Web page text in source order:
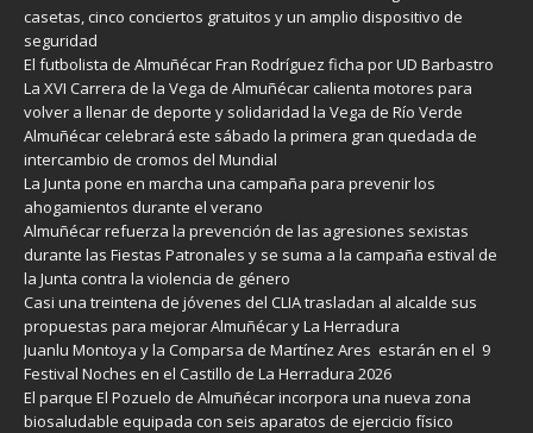
casetas, cinco conciertos gratuitos y un amplio dispositivo de
seguridad
El futbolista de Almuñécar Fran Rodríguez ficha por UD Barbastro
La XVI Carrera de la Vega de Almuñécar calienta motores para
volver a llenar de deporte y solidaridad la Vega de Río Verde
Almuñécar celebrará este sábado la primera gran quedada de
intercambio de cromos del Mundial
La Junta pone en marcha una campaña para prevenir los
ahogamientos durante el verano
Almuñécar refuerza la prevención de las agresiones sexistas
durante las Fiestas Patronales y se suma a la campaña estival de
la Junta contra la violencia de género
Casi una treintena de jóvenes del CLIA trasladan al alcalde sus
propuestas para mejorar Almuñécar y La Herradura
Juanlu Montoya y la Comparsa de Martínez Ares estarán en el 9
Festival Noches en el Castillo de La Herradura 2026
El parque El Pozuelo de Almuñécar incorpora una nueva zona
biosaludable equipada con seis aparatos de ejercicio físico